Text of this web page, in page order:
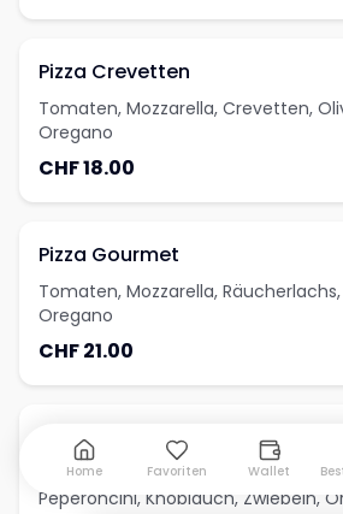
Pizza Crevetten
Tomaten, Mozzarella, Crevetten,
Oregano
CHF 18.00
Pizza Gourmet
Tomaten, Mozzarella,
Oregano
CHF 21.00
Pizza Memo
Tomaten, Mozzarella, Kalbfleisch,
Peperoncini, Knoblauch, Zwiebeln,
Home Favoriten Wallet